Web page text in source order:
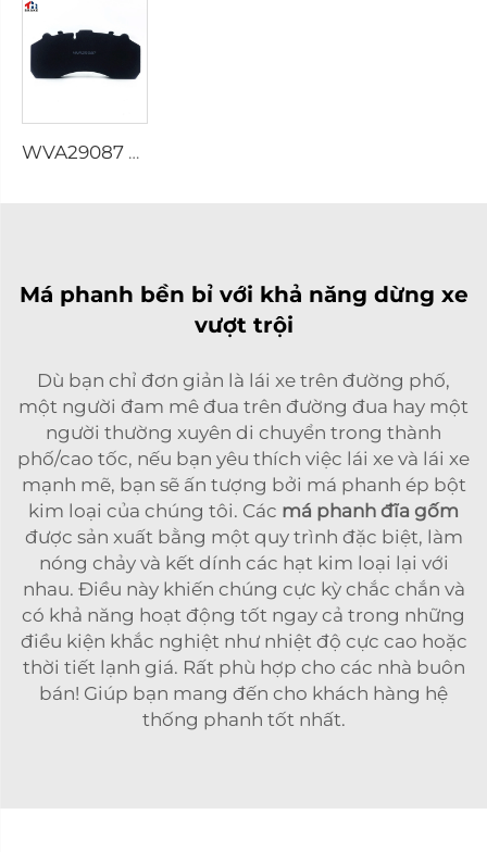
WVA29087 Bán buôn má phanh ô tô Má phanh xe 29087 Má phanh
Má phanh bền bỉ với khả năng dừng xe
vượt trội
Dù bạn chỉ đơn giản là lái xe trên đường phố,
một người đam mê đua trên đường đua hay một
người thường xuyên di chuyển trong thành
phố/cao tốc, nếu bạn yêu thích việc lái xe và lái xe
mạnh mẽ, bạn sẽ ấn tượng bởi má phanh ép bột
kim loại của chúng tôi. Các má phanh đĩa gốm
được sản xuất bằng một quy trình đặc biệt, làm
nóng chảy và kết dính các hạt kim loại lại với
nhau. Điều này khiến chúng cực kỳ chắc chắn và
có khả năng hoạt động tốt ngay cả trong những
điều kiện khắc nghiệt như nhiệt độ cực cao hoặc
thời tiết lạnh giá. Rất phù hợp cho các nhà buôn
bán! Giúp bạn mang đến cho khách hàng hệ
thống phanh tốt nhất.